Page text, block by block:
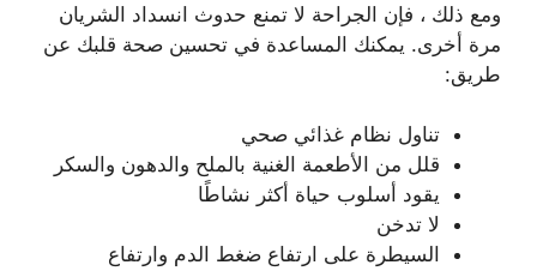
ومع ذلك ، فإن الجراحة لا تمنع حدوث انسداد الشريان
مرة أخرى. يمكنك المساعدة في تحسين صحة قلبك عن
طريق:
تناول نظام غذائي صحي
قلل من الأطعمة الغنية بالملح والدهون والسكر
يقود أسلوب حياة أكثر نشاطًا
لا تدخن
السيطرة على ارتفاع ضغط الدم وارتفاع